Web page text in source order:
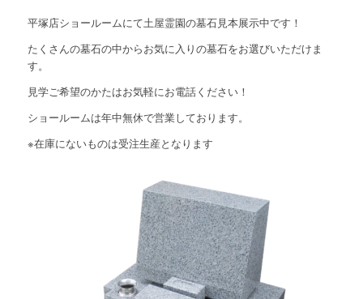
平塚店ショールームにて土屋霊園の墓石見本展示中です！
たくさんの墓石の中からお気に入りの墓石をお選びいただけま
す。
見学ご希望のかたはお気軽にお電話ください！
ショールームは年中無休で営業しております。
※在庫にないものは受注生産となります